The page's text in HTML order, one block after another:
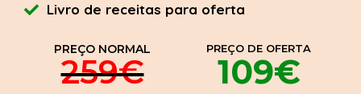
Livro de receitas para oferta
PREÇO NORMAL
259€
PREÇO DE OFERTA
109€